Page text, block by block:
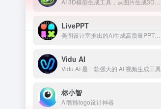
LivePPT
Vidu AI
Vidu AI 是一款强大的 AI 视频生成工具
标小智
AI智能logo设计神器